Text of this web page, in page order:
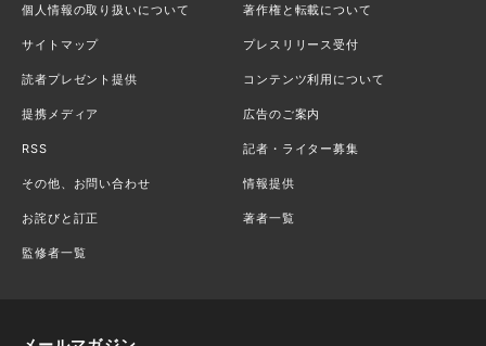
個人情報の取り扱いについて 著作権と転載について
サイトマップ プレスリリース受付
読者プレゼント提供 コンテンツ利用について
提携メディア 広告のご案内
RSS 記者・ライター募集
その他、お問い合わせ 情報提供
お詫びと訂正 著者一覧
監修者一覧